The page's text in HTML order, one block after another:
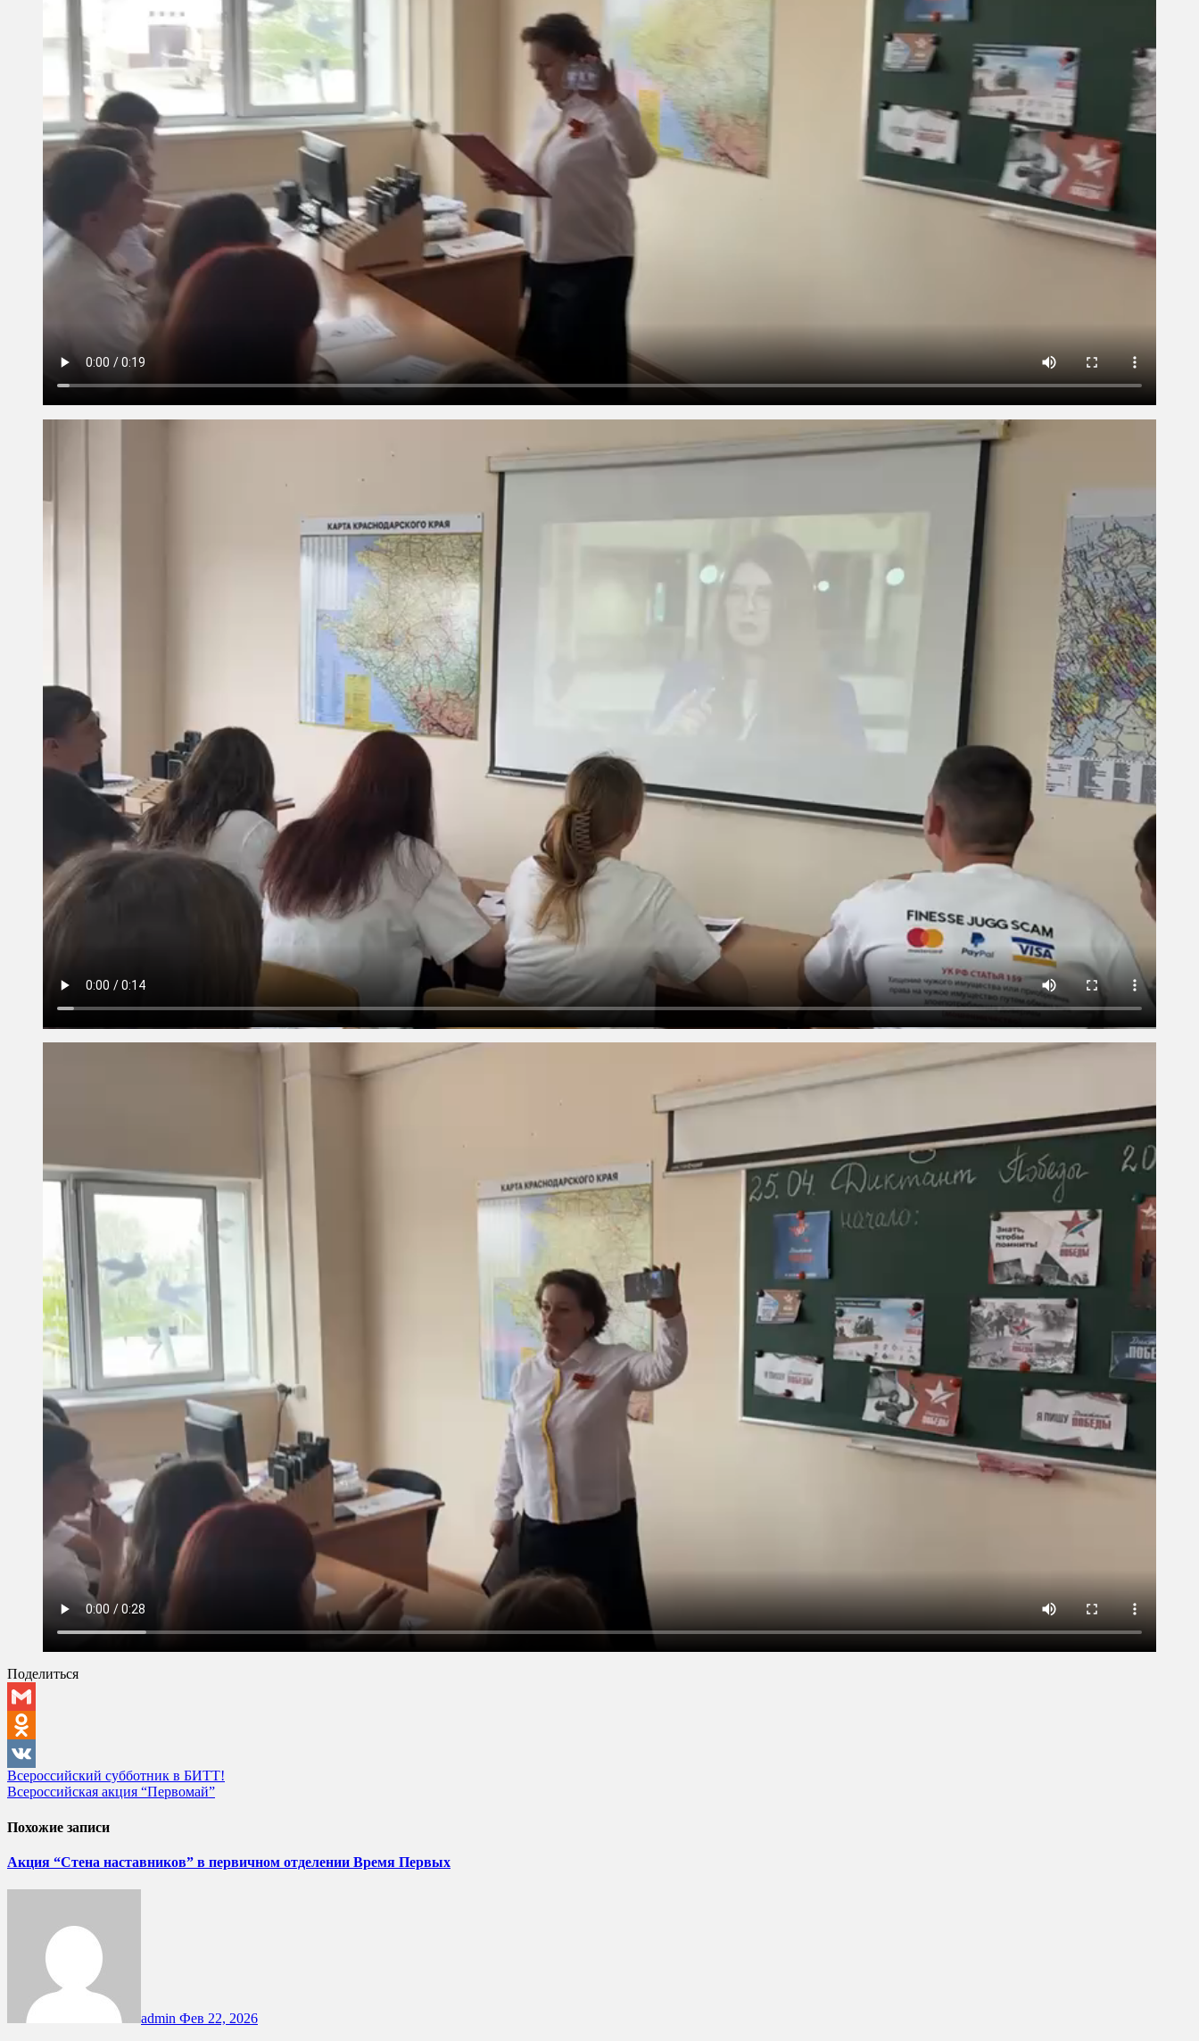
Поделиться
Gmail
Odnoklassniki
VK
Навигация
по
записям
Всероссийский субботник в БИТТ!
Всероссийская акция “Первомай”
Похожие записи
Акция “Стена наставников” в первичном отделении Время Первых
admin Фев 22, 2026